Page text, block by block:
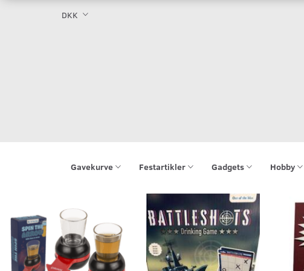
DKK
Gavekurve Festartikler Gadgets Hobby